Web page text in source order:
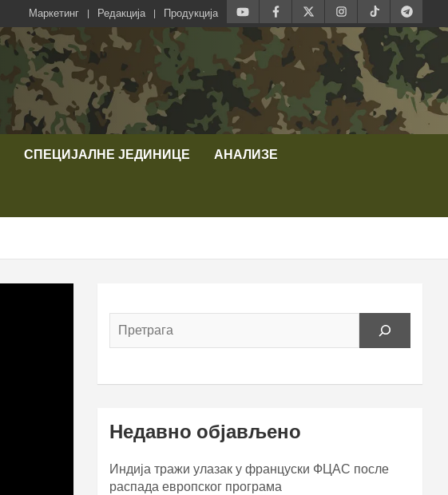
Маркетинг Редакција Продукција
СПЕЦИЈАЛНЕ ЈЕДИНИЦЕ АНАЛИЗЕ
Недавно објављено
Индија тражи улазак у француски ФЦАС после
распада европског програма